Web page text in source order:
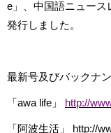
e」、中国語ニュース
発行しました。
最新号及びバックナ
「awa life」 http://
「阿波生活」 http://